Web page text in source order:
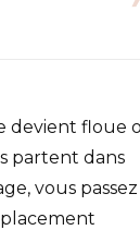
devient floue
partent dans
vous passez